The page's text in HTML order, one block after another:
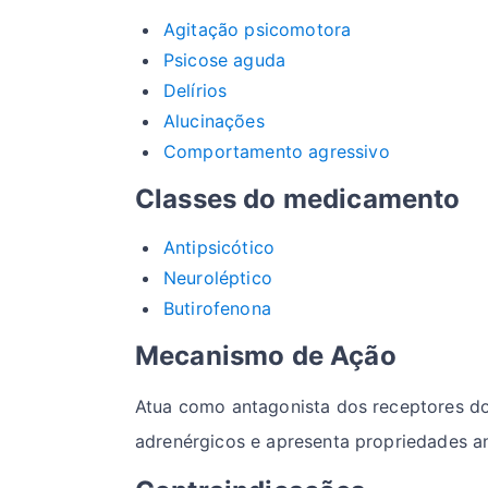
Agitação psicomotora
Psicose aguda
Delírios
Alucinações
Comportamento agressivo
Classes do medicamento
Antipsicótico
Neuroléptico
Butirofenona
Mecanismo de Ação
Atua como antagonista dos receptores
adrenérgicos e apresenta propriedades